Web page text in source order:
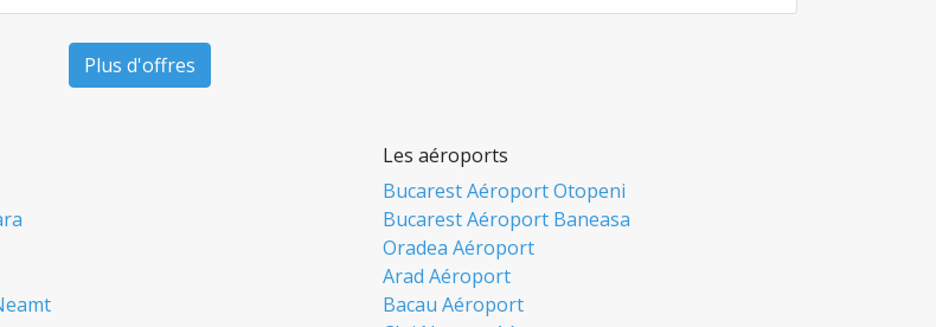
Plus d'offres
Les aéroports
Bucarest Aéroport Otopeni
Bucarest Aéroport Baneasa
Oradea Aéroport
Arad Aéroport
Bacau Aéroport